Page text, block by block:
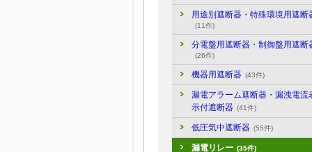
用途別遮断器・特殊環境用遮断
(11件)
分電盤用遮断器・制御盤用遮断
(26件)
機器用遮断器 (43件)
漏電アラーム遮断器・漏洩電流
示付遮断器 (41件)
低圧気中遮断器 (55件)
漏電リレー (35件)